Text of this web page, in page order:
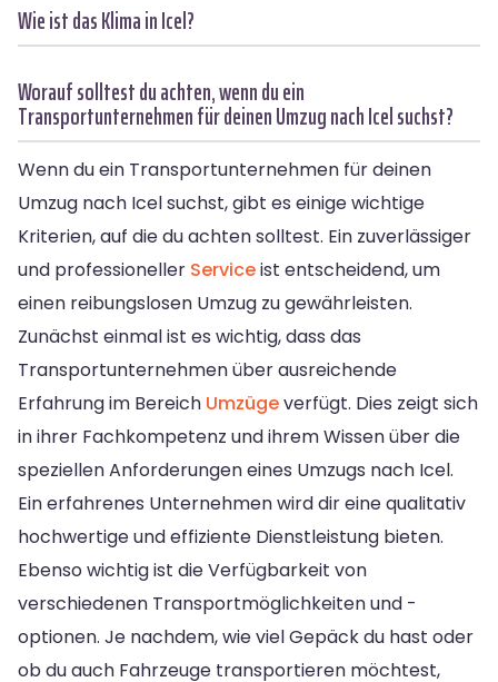
Wie ist das Klima in Icel?
Worauf solltest du achten, wenn du ein
Transportunternehmen für deinen Umzug nach Icel suchst?
Wenn du ein Transportunternehmen für deinen
Umzug nach Icel suchst, gibt es einige wichtige
Kriterien, auf die du achten solltest. Ein zuverlässiger
und professioneller Serviceist entscheidend, um
einen reibungslosen Umzug zu gewährleisten.
Zunächst einmal ist es wichtig, dass das
Transportunternehmen über ausreichende
Erfahrung im Bereich Umzügeverfügt. Dies zeigt sich
in ihrer Fachkompetenz und ihrem Wissen über die
speziellen Anforderungen eines Umzugs nach Icel.
Ein erfahrenes Unternehmen wird dir eine qualitativ
hochwertige und effiziente Dienstleistung bieten.
Ebenso wichtig ist die Verfügbarkeit von
verschiedenen Transportmöglichkeiten und -
optionen. Je nachdem, wie viel Gepäck du hast oder
ob du auch Fahrzeuge transportieren möchtest,